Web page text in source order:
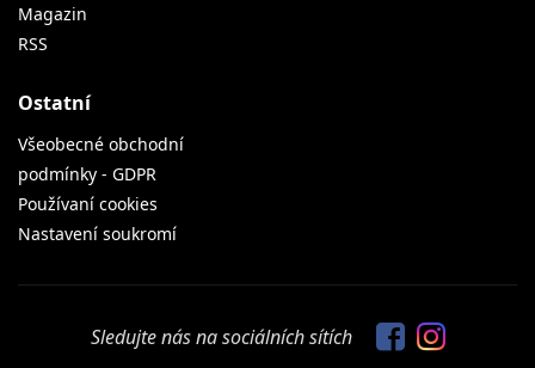
Magazin
RSS
Ostatní
Všeobecné obchodní
podmínky - GDPR
Používaní cookies
Nastavení soukromí
Sledujte nás na sociálních sítích